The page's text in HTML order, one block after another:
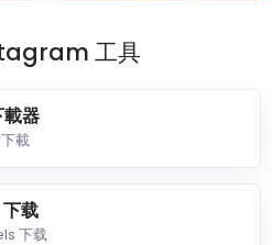
+ Command +
工具
器
載
载
下载